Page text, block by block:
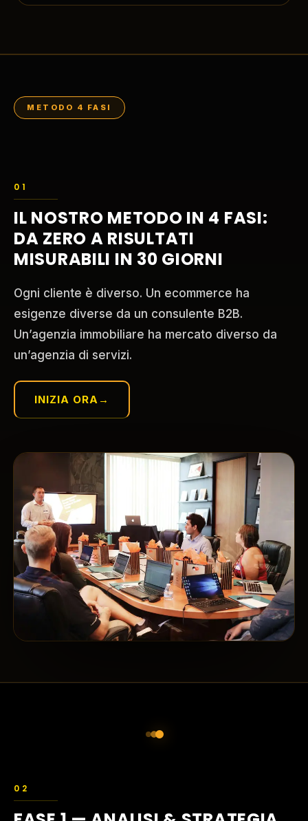
METODO 4 FASI
IL NOSTRO METODO IN 4 FASI:
DA ZERO A RISULTATI
MISURABILI IN 30 GIORNI
Ogni cliente è diverso. Un ecommerce ha
esigenze diverse da un consulente B2B.
Un’agenzia immobiliare ha mercato diverso da
un’agenzia di servizi.
INIZIA ORA →